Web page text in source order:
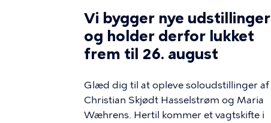
Vi bygger nye udstillinger
og holder derfor lukket
frem til 26. august
Glæd dig til at opleve soloudstillinger af
Christian Skjødt Hasselstrøm og Maria
Wæhrens. Hertil kommer et vagtskifte i